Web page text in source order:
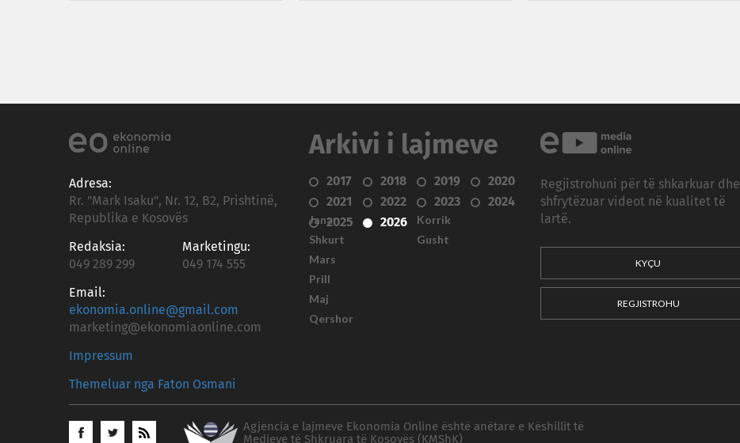
Adresa:
Rr. "Mark Isaku", Nr. 12, B2, Prishtinë,
Republika e Kosovës
Redaksia:
049 289 299
Marketingu:
049 174 555
Email:
ekonomia.online@gmail.com
marketing@ekonomiaonline.com
Impressum
Themeluar nga Faton Osmani
Arkivi i lajmeve
2017 2018 2019
2020
2021
2022 2023
2024
2025
2026
Janar
Shkurt
Mars
Prill
Maj
Qershor
Korrik
Gusht
Regjistrohuni për të shkarkuar dhe
shfrytëzuar videot në kualitet të
lartë.
KYÇU
REGJISTROHU
Agjencia e lajmeve Ekonomia Online është anëtare e Këshillit të
Medieve të Shkruara të Kosovës (KMShK)